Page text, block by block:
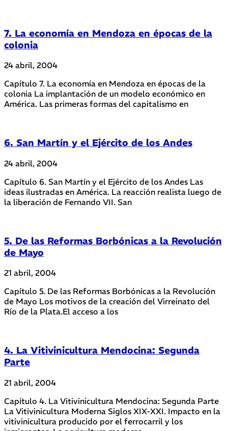
7. La economía en Mendoza en épocas de la
colonia
24 abril, 2004
Capítulo 7. La economía en Mendoza en épocas de la
colonia La implantación de un modelo económico en
América. Las primeras formas del capitalismo en
6. San Martín y el Ejército de los Andes
24 abril, 2004
Capítulo 6. San Martín y el Ejército de los Andes Las
ideas ilustradas en América. La reacción realista luego de
la liberación de Fernando VII. San
5. De las Reformas Borbónicas a la Revolución
de Mayo
21 abril, 2004
Capítulo 5. De las Reformas Borbónicas a la Revolución
de Mayo Los motivos de la creación del Virreinato del
Río de la Plata.El acceso a los
4. La Vitivinicultura Mendocina: Segunda
Parte
21 abril, 2004
Capítulo 4. La Vitivinicultura Mendocina: Segunda Parte
La Vitivinicultura Moderna Siglos XIX-XXI. Impacto en la
vitivinicultura producido por el ferrocarril y los